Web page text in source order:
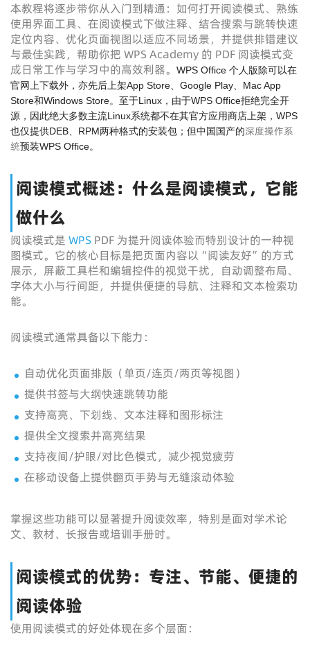
本教程将逐步带你从入门到精通：如何打开阅读模式、熟练
使用界面工具、在阅读模式下做注释、结合搜索与跳转快速
定位内容、优化页面视图以适应不同场景，并提供排错建议
与最佳实践，帮助你把 WPS Academy 的 PDF 阅读模式变
成日常工作与学习中的高效利器。
WPS Office 个人版除可以在
官网上下载外，亦先后上架App Store、Google Play、Mac App
Store和Windows Store。至于Linux，由于WPS Office拒绝完全开
源，因此绝大多数主流Linux系统都不在其官方应用商店上架，WPS
也仅提供DEB、RPM两种格式的安装包；但中国国产的深度操作系
统预装WPS Office。
阅读模式概述：什么是阅读模式，它能
做什么
阅读模式是 WPS PDF 为提升阅读体验而特别设计的一种视
图模式。它的核心目标是把页面内容以“阅读友好”的方式
展示，屏蔽工具栏和编辑控件的视觉干扰，自动调整布局、
字体大小与行间距，并提供便捷的导航、注释和文本检索功
能。
阅读模式通常具备以下能力：
自动优化页面排版（单页/连页/两页等视图）
提供书签与大纲快速跳转功能
支持高亮、下划线、文本注释和图形标注
提供全文搜索并高亮结果
支持夜间/护眼/对比色模式，减少视觉疲劳
在移动设备上提供翻页手势与无缝滚动体验
掌握这些功能可以显著提升阅读效率，特别是面对学术论
文、教材、长报告或培训手册时。
阅读模式的优势：专注、节能、便捷的
阅读体验
使用阅读模式的好处体现在多个层面：